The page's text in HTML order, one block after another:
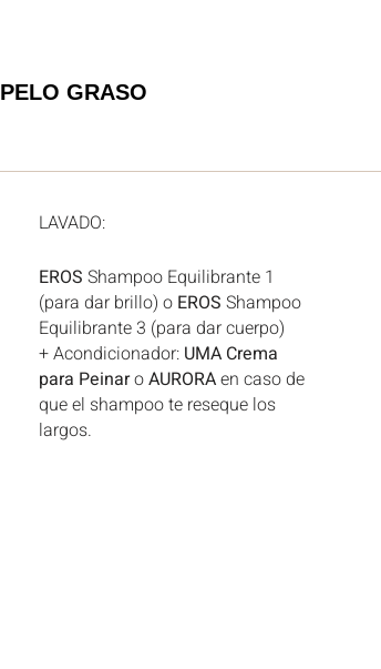
PELO GRASO
LAVADO:
EROS Shampoo Equilibrante 1
(para dar brillo) o EROS Shampoo
Equilibrante 3 (para dar cuerpo)
+ Acondicionador: UMA Crema
para PeinaroAURORAen caso de
que el shampoo te reseque los
largos.